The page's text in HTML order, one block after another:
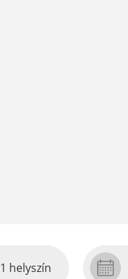
1 helyszín